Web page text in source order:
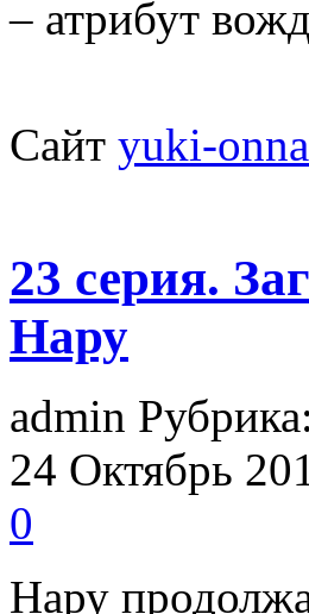
– атрибут
Сайт yuki-
23 серия.
Нару
admin Рубрика:
24 Октябрь
0
Нару